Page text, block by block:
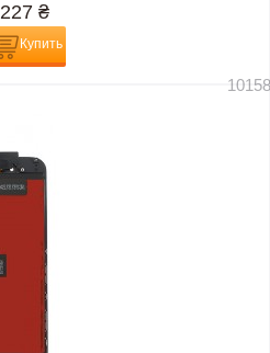
227 ₴
Купить